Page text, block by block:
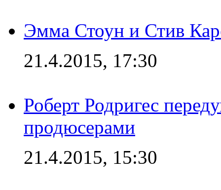
Эмма Стоун и Стив
21.4.2015, 17:30
Роберт Родригес
продюсерами
21.4.2015, 15:30